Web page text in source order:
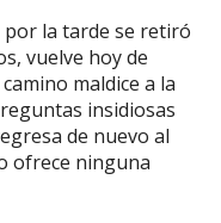
por la tarde se retiró
vuelve hoy de
maldice a la
insidiosas
de nuevo al
ofrece ninguna